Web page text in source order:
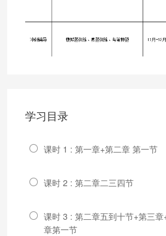
学习目录
课时 1 : 第一章+第二章 第一节
课时 2 : 第二章二三四节
课时 3 : 第二章五到十节+第三章
章第一节